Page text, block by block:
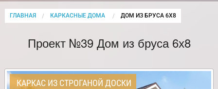
ГЛАВНАЯ КАРКАСНЫЕ ДОМА CURRENT:
ДОМ ИЗ БРУСА 6Х8
Проект №39 Дом из бруса 6х8
КАРКАС ИЗ СТРОГАНОЙ ДОСКИ